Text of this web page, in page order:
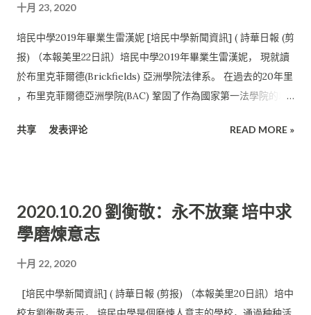
十月 23, 2020
培民中學2019年畢業生雷漢妮 [培民中學新聞資訊] ( 詩華日報 (剪
报) （本報美里22日訊）培民中學2019年畢業生雷漢妮， 現就讀
於布里克菲爾德(Brickfields) 亞洲學院法律系。 在過去的20年里
，布里克菲爾德亞洲學院(BAC) 鞏固了作為國家第一法學院的地
越的代名詞， 該學院亦是提供劍橋國際考試課程的A級中心。 但
培中注重英文 雷漢妮在校時期是優秀生，曾是大馬教育文憑考試
的9A特優生。 她在校時期表現優異，能文能武， 不僅是2018年
外，雷漢妮曾獲得多項獎項， 如MSSM學聯排球賽季軍及2017年
全砂獨中球類賽排球組季軍 。 她表示，培民中學是一所富有“人
情味”的中學。“ 培中讓我認識了很多朋友，擴大了我的交友圈
共享 发表评论 READ MORE »
2020.10.20 劉衡敬：永不放棄 培中求
學磨煉意志
十月 22, 2020
[培民中學新聞資訊] ( 詩華日報 (剪报) （本報美里20日訊）培中